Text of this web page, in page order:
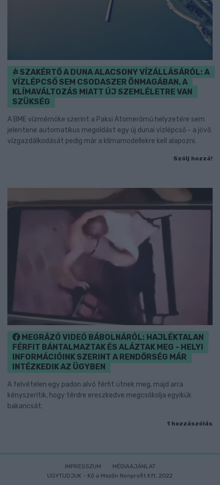
SZAKÉRTŐ A DUNA ALACSONY VÍZÁLLÁSÁRÓL: A
VÍZLÉPCSŐ SEM CSODASZER ÖNMAGÁBAN, A
KLÍMAVÁLTOZÁS MIATT ÚJ SZEMLÉLETRE VAN
SZÜKSÉG
A BME vízmérnöke szerint a Paksi Atomerőmű helyzetére sem
jelentene automatikus megoldást egy új dunai vízlépcső - a jövő
vízgazdálkodását pedig már a klímamodellekre kell alapozni.
Szólj hozzá!
MEGRÁZÓ VIDEÓ BÁBOLNÁRÓL: HAJLÉKTALAN
FÉRFIT BÁNTALMAZTAK ÉS ALÁZTAK MEG - HELYI
INFORMÁCIÓINK SZERINT A RENDŐRSÉG MÁR
INTÉZKEDIK AZ ÜGYBEN
A felvételen egy padon alvó férfit ütnek meg, majd arra
kényszerítik, hogy térdre ereszkedve megcsókolja egyikük
bakancsát.
1 hozzászólás
IMPRESSZUM
MÉDIAAJÁNLAT
UGYTUDJUK - Kő a Mezőn Nonprofit Kft. 2022